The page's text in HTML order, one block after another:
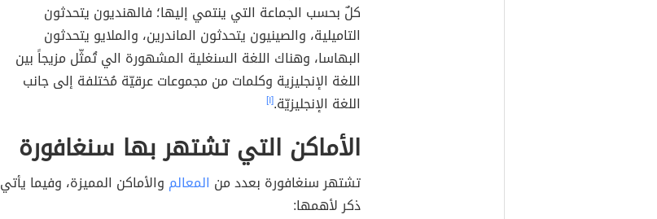
كلٌ بحسب الجماعة التي ينتمي إليها؛ فالهنديون يتحدثون
التاميلية، والصينيون يتحدثون الماندرين، والملايو يتحدثون
البهاسا، وهناك اللغة السنغلية المشهورة الي تُمثّل مزيجاً بين
اللغة الإنجليزية وكلمات من مجموعات عرقيّة مُختلفة إلى جانب
اللغة الإنجليزيّة.[١]
الأماكن التي تشتهر بها سنغافورة
تشتهر سنغافورة بعدد من المعالم والأماكن المميزة، وفيما يأتي
ذكر لأهمها: